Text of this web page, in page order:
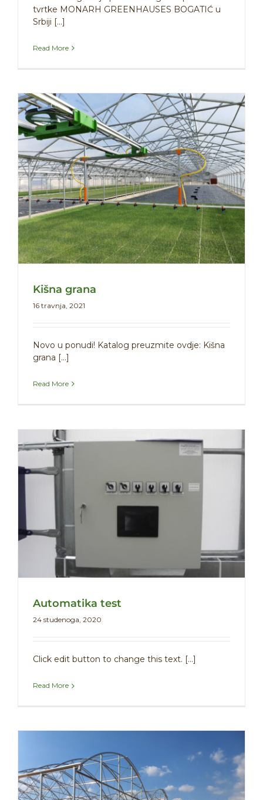
tvrtke MONARH GREENHAUSES BOGATIĆ u
Srbiji [...]
Read More
Kišna grana
16 travnja, 2021
Novo u ponudi! Katalog preuzmite ovdje: Kišna
grana [...]
Read More
Automatika test
24 studenoga, 2020
Click edit button to change this text. [...]
Read More